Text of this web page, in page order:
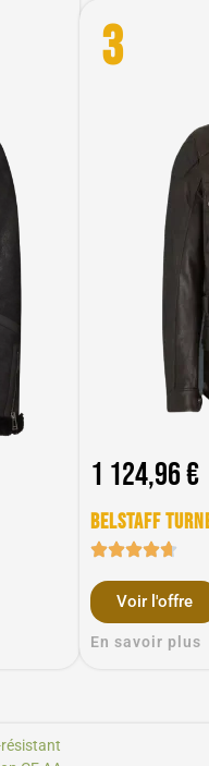
3
1 124,96 €
Belstaff
Voir l'offre
En savoir plus